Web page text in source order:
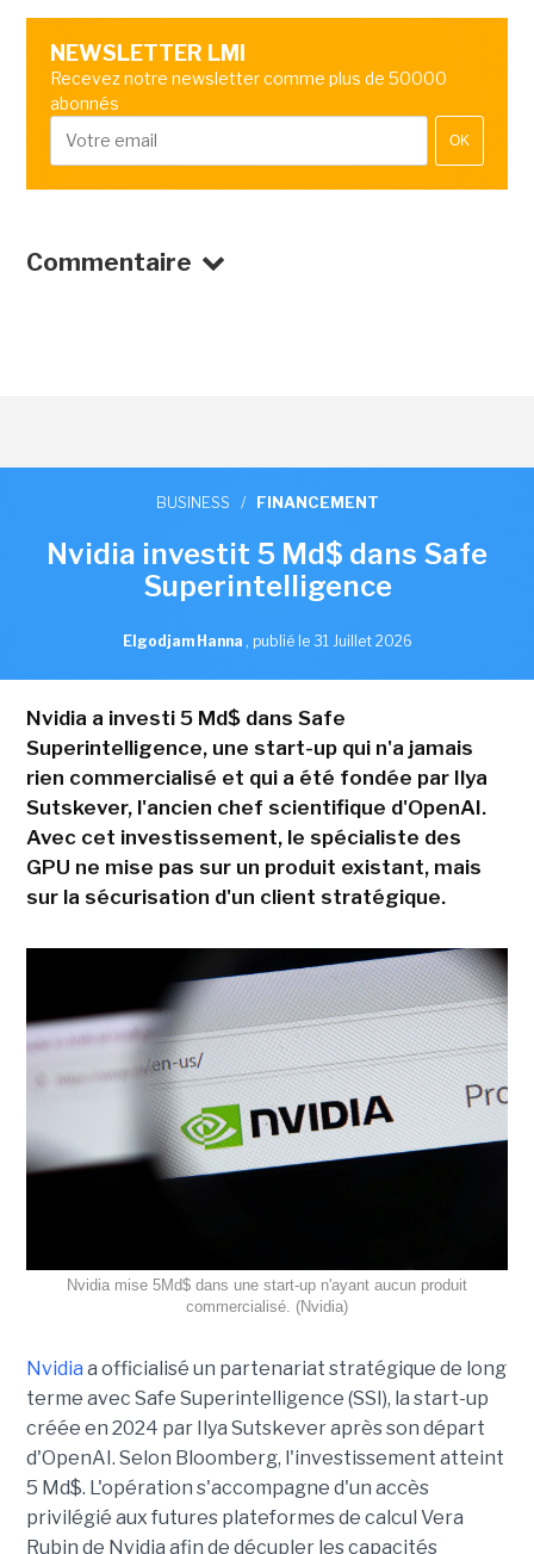
NEWSLETTER LMI
Recevez notre newsletter comme plus de 50000
abonnés
OK
Commentaire
BUSINESS / FINANCEMENT
Nvidia investit 5 Md$ dans Safe
Superintelligence
Elgodjam Hanna , publié le 31 Juillet 2026
Nvidia a investi 5 Md$ dans Safe
Superintelligence, une start-up qui n'a jamais
rien commercialisé et qui a été fondée par Ilya
Sutskever, l'ancien chef scientifique d'OpenAI.
Avec cet investissement, le spécialiste des
GPU ne mise pas sur un produit existant, mais
sur la sécurisation d'un client stratégique.
Nvidia mise 5Md$ dans une start-up n'ayant aucun produit
commercialisé. (Nvidia)
Nvidia a officialisé un partenariat stratégique de long
terme avec Safe Superintelligence (SSI), la start-up
créée en 2024 par Ilya Sutskever après son départ
d'OpenAI. Selon Bloomberg, l'investissement atteint
5 Md$. L'opération s'accompagne d'un accès
privilégié aux futures plateformes de calcul Vera
Rubin de Nvidia afin de décupler les capacités